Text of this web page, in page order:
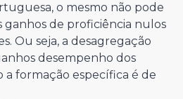
o mesmo não pode
ganhos de proficiência nulos
Ou seja, a desagregação
desempenho dos
a formação específica é de